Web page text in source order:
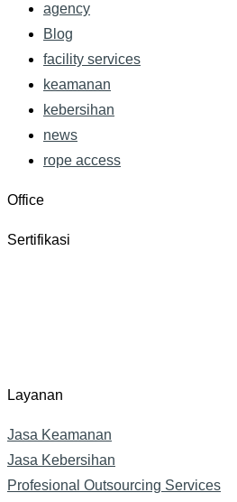
agency
Blog
facility services
keamanan
kebersihan
news
rope access
Office
Sertifikasi
Layanan
Jasa Keamanan​
Jasa Kebersihan
Profesional Outsourcing Services